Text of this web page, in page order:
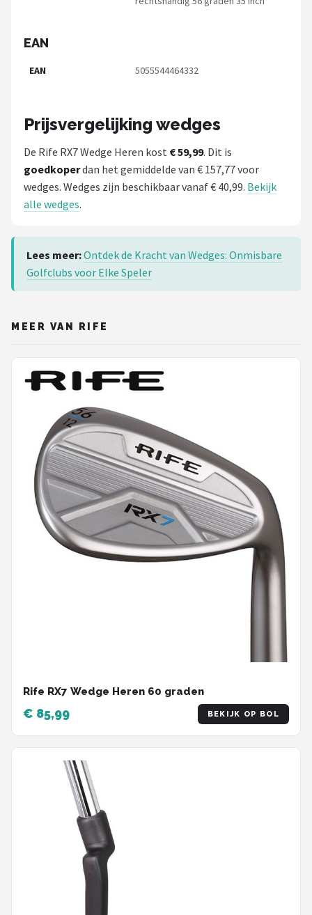
EAN
EAN 5055544464332
Prijsvergelijking wedges
De Rife RX7 Wedge Heren kost € 59,99. Dit is
goedkoperdan het gemiddelde van € 157,77 voor
wedges. Wedges zijn beschikbaar vanaf € 40,99. Bekijk
alle wedges.
Lees meer:Ontdek de Kracht van Wedges: Onmisbare
Golfclubs voor Elke Speler
MEER VAN RIFE
Rife RX7 Wedge Heren 60 graden
€ 85,99 BEKIJK OP BOL